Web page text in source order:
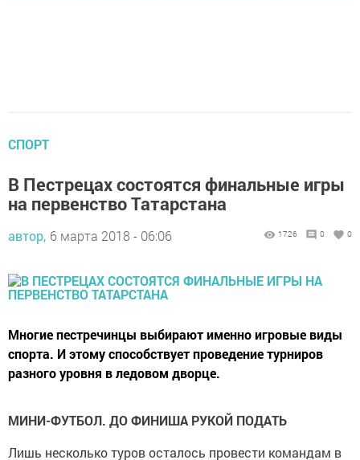
СПОРТ
В Пестрецах состоятся финальные игры
на первенство Татарстана
автор, 6 марта 2018 - 06:06 1726 0 0
Многие пестречинцы выбирают именно игровые виды
спорта. И этому способствует проведение турниров
разного уровня в ледовом дворце.
МИНИ-ФУТБОЛ. ДО ФИНИША РУКОЙ ПОДАТЬ
Лишь несколько туров осталось провести командам в